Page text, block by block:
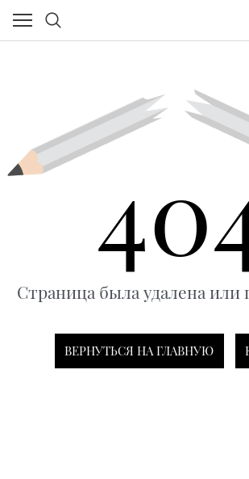
Страница была удалена
ВЕРНУТЬСЯ НА ГЛАВНУЮ